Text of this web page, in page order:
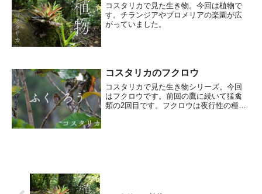
コスタリカで見た生き物。今回は植物で
す。チランジアやブロメリアの楽園が広
がっていました。
コスタリカのフクロウ
コスタリカで見た生き物シリーズ。今回
はフクロウです。前回の鷹に続いて猛禽
類の2回目です。フクロウは夜行性の種が